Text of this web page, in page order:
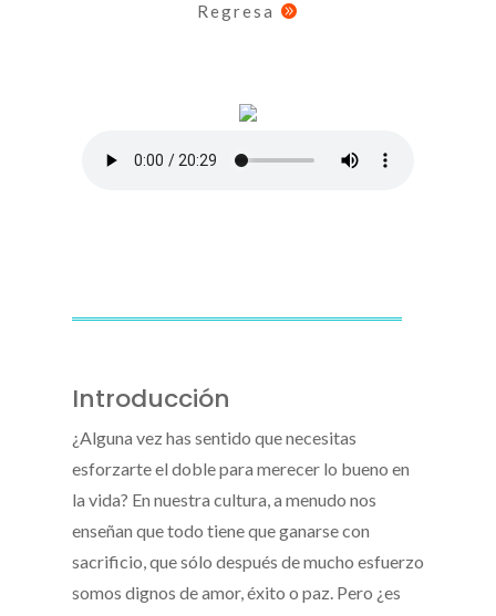
Regresa 
Introducción
¿Alguna vez has sentido que necesitas
esforzarte el doble para merecer lo bueno en
la vida? En nuestra cultura, a menudo nos
enseñan que todo tiene que ganarse con
sacrificio, que sólo después de mucho esfuerzo
somos dignos de amor, éxito o paz. Pero ¿es